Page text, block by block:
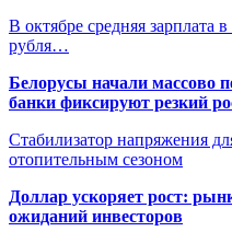
В октябре средняя зарплата
рубля…
Белорусы начали массово
банки фиксируют резкий
Стабилизатор напряжения
отопительным сезоном
Доллар ускоряет рост:
ожиданий инвесторов